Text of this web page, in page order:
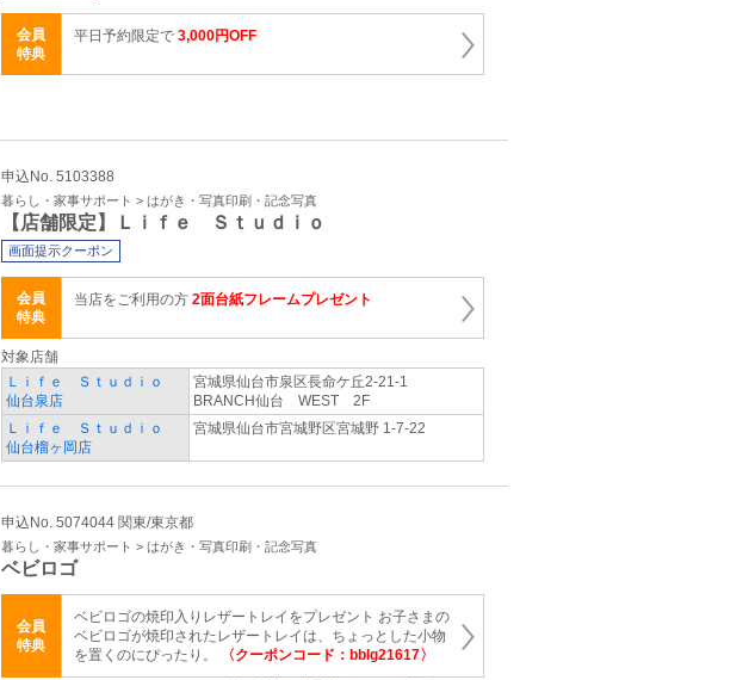
会員
特典
平日予約限定で 3,000円OFF
申込No. 5103388
暮らし・家事サポート > はがき・写真印刷・記念写真
【店舗限定】Ｌｉｆｅ Ｓｔｕｄｉｏ
画面提示クーポン
会員
特典
当店をご利用の方 2面台紙フレームプレゼント
対象店舗
Ｌｉｆｅ Ｓｔｕｄｉｏ
仙台泉店
宮城県仙台市泉区長命ケ丘2-21-1
BRANCH仙台 WEST 2F
Ｌｉｆｅ Ｓｔｕｄｉｏ
仙台榴ヶ岡店
宮城県仙台市宮城野区宮城野 1-7-22
申込No. 5074044 関東/東京都
暮らし・家事サポート > はがき・写真印刷・記念写真
ベビロゴ
会員
特典
ベビロゴの焼印入りレザートレイをプレゼント お子さまの
ベビロゴが焼印されたレザートレイは、ちょっとした小物
を置くのにぴったり。
〈クーポンコード：bblg21617〉